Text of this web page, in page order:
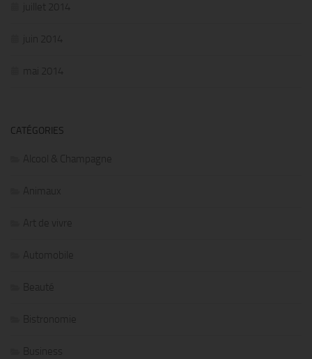
juillet 2014
juin 2014
mai 2014
CATÉGORIES
Alcool & Champagne
Animaux
Art de vivre
Automobile
Beauté
Bistronomie
Business